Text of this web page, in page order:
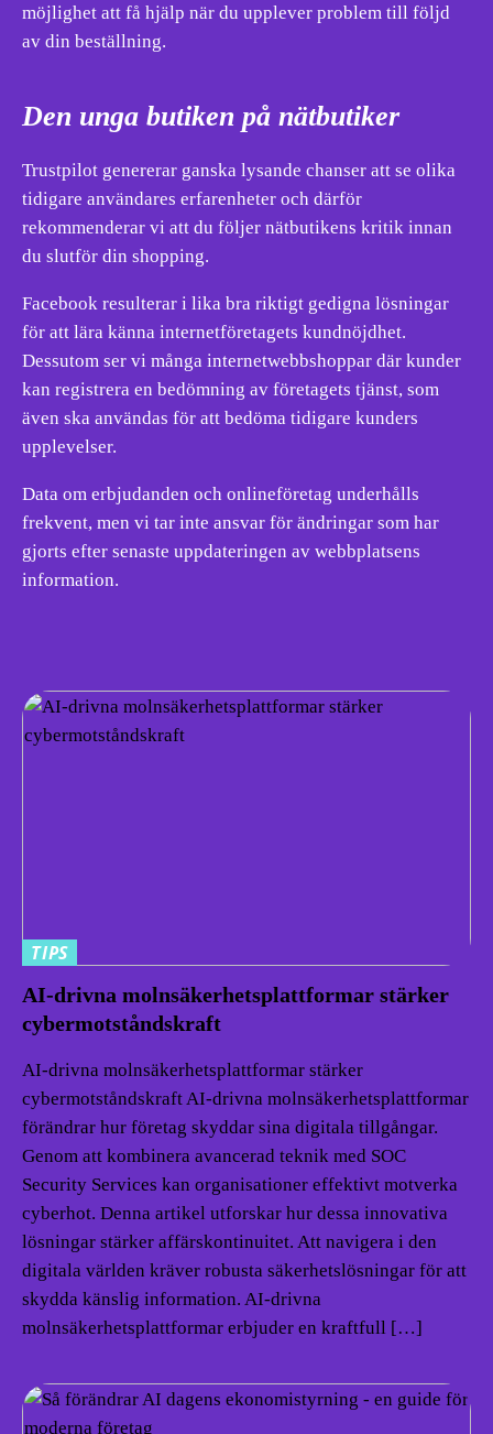
möjlighet att få hjälp när du upplever problem till följd
av din beställning.
Den unga butiken på nätbutiker
Trustpilot genererar ganska lysande chanser att se olika
tidigare användares erfarenheter och därför
rekommenderar vi att du följer nätbutikens kritik innan
du slutför din shopping.
Facebook resulterar i lika bra riktigt gedigna lösningar
för att lära känna internetföretagets kundnöjdhet.
Dessutom ser vi många internetwebbshoppar där kunder
kan registrera en bedömning av företagets tjänst, som
även ska användas för att bedöma tidigare kunders
upplevelser.
Data om erbjudanden och onlineföretag underhålls
frekvent, men vi tar inte ansvar för ändringar som har
gjorts efter senaste uppdateringen av webbplatsens
information.
TIPS
AI-drivna molnsäkerhetsplattformar stärker
cybermotståndskraft
AI-drivna molnsäkerhetsplattformar stärker
cybermotståndskraft AI-drivna molnsäkerhetsplattformar
förändrar hur företag skyddar sina digitala tillgångar.
Genom att kombinera avancerad teknik med SOC
Security Services kan organisationer effektivt motverka
cyberhot. Denna artikel utforskar hur dessa innovativa
lösningar stärker affärskontinuitet. Att navigera i den
digitala världen kräver robusta säkerhetslösningar för att
skydda känslig information. AI-drivna
molnsäkerhetsplattformar erbjuder en kraftfull […]